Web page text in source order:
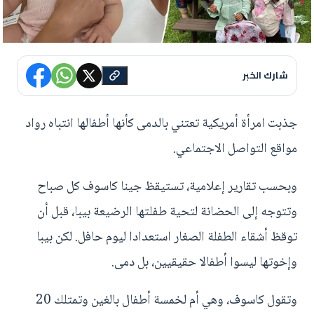
شارك الخبر
جذبت امرأة أمريكية تعتني بالدمى كأنها أطفالها انتباه رواد
مواقع التواصل الاجتماعي.
وبحسب تقارير إعلامية، تستيقظ جينا كاسوف كل صباح
وتتوجه إلى الحضانة لتحية طفلتها الرضيعة بيبا، قبل أن
توقظ أشقاء الطفلة الصغار استعدادا ليوم حافل. لكن بيبا
وإخوتها ليسوا أطفالا حقيقيين، بل دمى.
وتقول كاسوف، وهي أم لخمسة أطفال بالغين وتمتلك 20